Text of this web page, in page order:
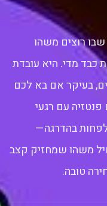
רוצים משהו
כבד מדי. היא עובדת
בעיקר אם בא לכם
עם רגעי
בהדרגה—
משהו שמחזיק קצב
טובה.